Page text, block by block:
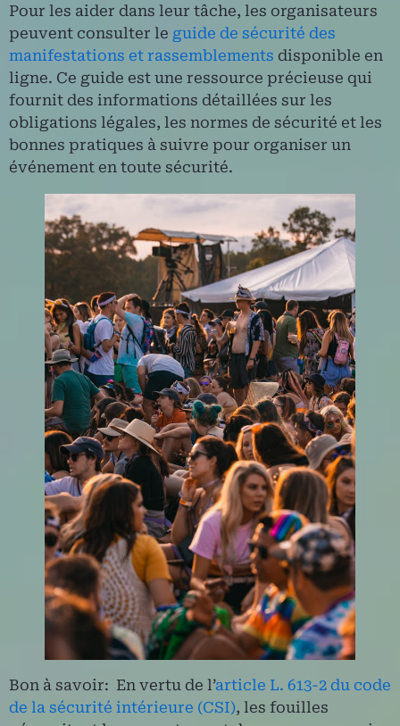
Pour les aider dans leur tâche, les organisateurs
peuvent consulter le guide de sécurité des
manifestations et rassemblements disponible en
ligne. Ce guide est une ressource précieuse qui
fournit des informations détaillées sur les
obligations légales, les normes de sécurité et les
bonnes pratiques à suivre pour organiser un
événement en toute sécurité.
Bon à savoir: En vertu de l’article L. 613-2 du code
de la sécurité intérieure (CSI), les fouilles